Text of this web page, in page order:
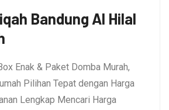
Bandung Al Hilal
Enak & Paket Domba Murah,
Pilihan Tepat dengan Harga
Lengkap Mencari Harga